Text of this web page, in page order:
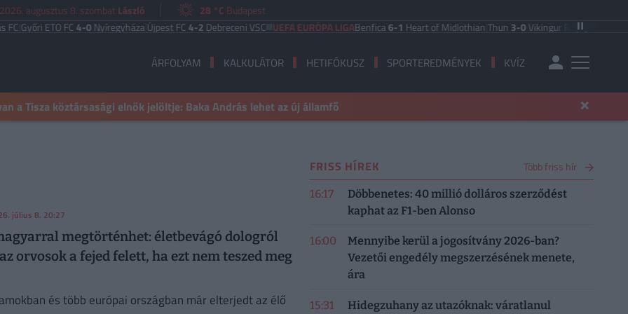
2026. augusztus 8. szombatLászló 28 °C Budapest
ETO FC4-0Nyíregyháza|Újpest FC4-2Debreceni VSC UEFA EURÓPA LIGABenfica6-1Heart of Midlothian|Thun3-0Vikingur Reykjavik PAOK
ÁRFOLYAM KALKULÁTOR HETIFÓKUSZ SPORTEREDMÉNYEK KVÍZ
a Tisza köztársasági elnök jelöltje: Baka András lehet az új államfő ×
július 8. 20:27
megtörténhet: életbevágó dologról
orvosok a fejed felett, ha ezt nem teszed meg
és több európai országban már elterjedt az élő
FRISS HÍREK Több friss hír
16:17
Döbbenetes: 40 millió dolláros szerződést
kaphat az F1-ben Alonso
16:00
Mennyibe kerül a jogosítvány 2026-ban?
Vezetői engedély megszerzésének menete,
ára
15:31
Hidegzuhany az utazóknak: váratlanul